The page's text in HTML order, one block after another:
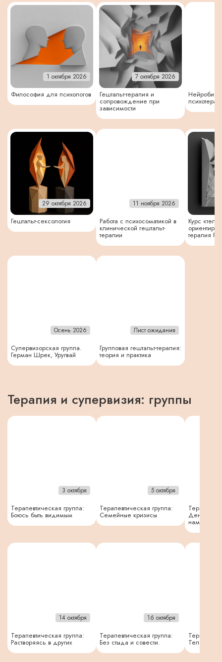
1 октября 2026
Философия для психологов
7 октября 2026
Гештальт-терапия и
сопровождение при
зависимости
29 октября 2026
Гештальт-сексология
11 ноября 2026
Работа с психосоматикой в
клинической гештальт-
терапии
Курс
терапия
Осень 2026
Супервизорская группа.
Герман Шрек, Уругвай
Лист ожидания
Групповая гештальт-терапия:
теория и практика
Терапия и супервизия: группы
3 октября
Терапевтическая группа:
Боюсь быть видимым
5 октября
Терапевтическая группа:
Семейные кризисы Деньги и
нами
14 октября
Терапевтическая группа:
Растворяясь в других
16 октября
Терапевтическая группа:
Без стыда и совести. Тело. Еда.